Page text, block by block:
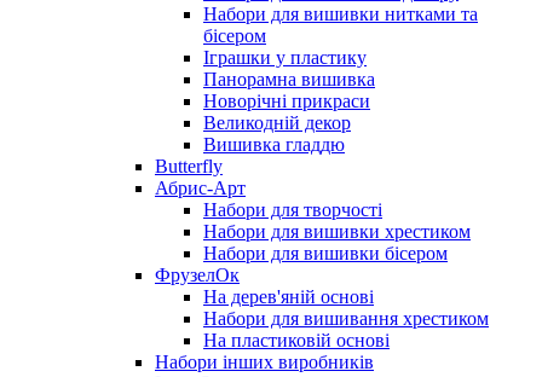
Набори для вишивки нитками та
бісером
Іграшки у пластику
Панорамна вишивка
Новорічні прикраси
Великодній декор
Вишивка гладдю
Butterfly
Абрис-Арт
Набори для творчості
Набори для вишивки хрестиком
Набори для вишивки бісером
ФрузелОк
На дерев'яній основі
Набори для вишивання хрестиком
На пластиковій основі
Набори інших виробників